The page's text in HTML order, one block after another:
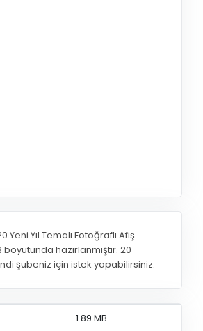
Yeni Yıl Temalı Fotoğraflı Afiş
boyutunda hazırlanmıştır. 20
şubeniz için istek yapabilirsiniz.
1.89 MB